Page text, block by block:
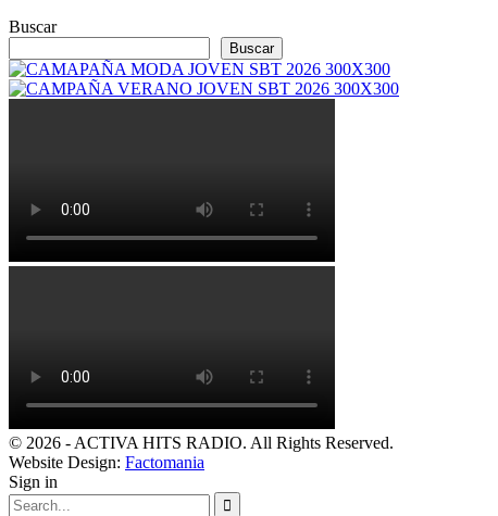
Buscar
Buscar
© 2026 - ACTIVA HITS RADIO. All Rights Reserved.
Website Design: Factomania
Sign in